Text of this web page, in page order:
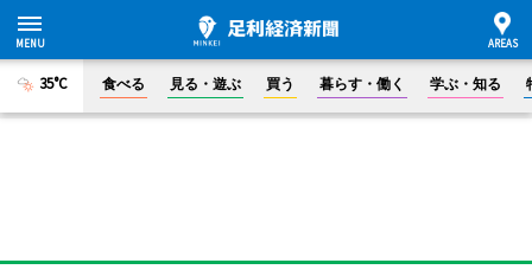
35°C 食べる 見る・遊ぶ 買う 暮らす・働く 学ぶ・知る